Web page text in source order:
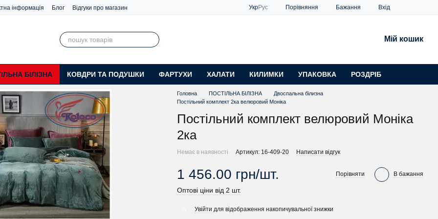
інформація Блог Відгуки про магазин УкрРус Порівняння Бажання Вхід
Мій кошик
БІЛІЗНА КОВДРИ ТА ПОДУШКИ ФАРТУХИ ХАЛАТИ КИЛИМКИ УПАКОВКА РОЗДРІБ
Головна ПОСТІЛЬНА БІЛІЗНА
Двоспальна білизна
Постільний комплект 2ка велюровий Моніка
Постільний комплект велюровий Моніка
2ка
Немає в наявності Артикул: 16-409-20 Написати відгук
1 456.00 грн/шт. Порівняти В бажання
Оптові ціни від 2 шт.
Увійти для відображення накопичувальної знижки